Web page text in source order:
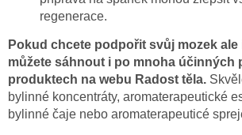
regenerace.
Pokud chcete podpořit svůj mozek
můžete sáhnout i po mnoha účinných
produktech na webu Radost těla.
bylinné koncentráty, aromaterapeutické
bylinné čaje nebo aromaterapeuticé